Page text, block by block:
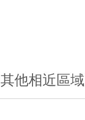
其他相近區